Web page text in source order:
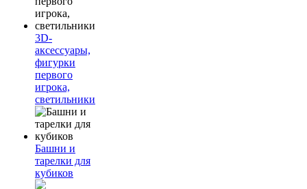
3D-
аксессуары,
фигурки
первого
игрока,
светильники
Башни и
тарелки для
кубиков